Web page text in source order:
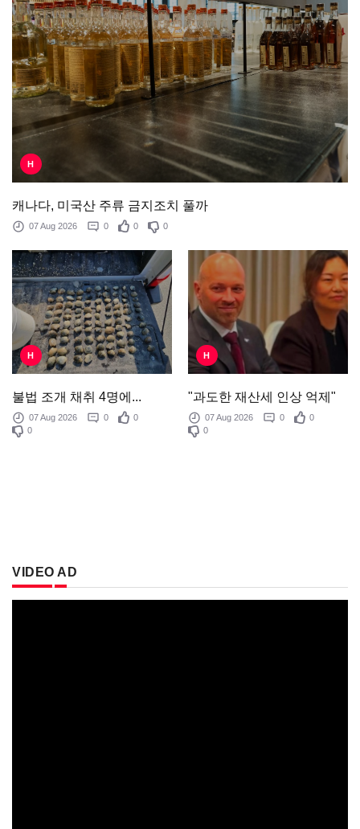
H
캐나다, 미국산 주류 금지조치 풀까
07 Aug 2026 0 0 0
H
불법 조개 채취 4명에...
07 Aug 2026 0
0
0
H
"과도한 재산세 인상 억제"
07 Aug 2026 0
0
0
VIDEO AD